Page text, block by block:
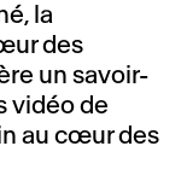
la
des
un savoir-
vidéo de
au cœur des